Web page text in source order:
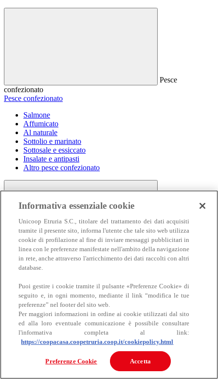
Pesce
confezionato
Pesce confezionato
Salmone
Affumicato
Al naturale
Sottolio e marinato
Sottosale e essiccato
Insalate e antipasti
Altro pesce confezionato
Carne
Carne
Bovino
Informativa essenziale cookie
Unicoop Etruria S.C., titolare del trattamento dei dati acquisiti
tramite il presente sito, informa l'utente che tale sito web utilizza
cookie di profilazione al fine di inviare messaggi pubblicitari in
linea con le preferenze manifestate nell'ambito della navigazione
in rete, anche attraverso l'arricchimento dei dati raccolti con altri
database.
Puoi gestire i cookie tramite il pulsante «Preferenze Cookie» di
seguito e, in ogni momento, mediante il link “modifica le tue
preferenze” nel footer del sito web.
Per maggiori informazioni in ordine ai cookie utilizzati dal sito
ed alla loro eventuale comunicazione è possibile consultare
l'informativa completa al link:
https://coopacasa.coopetruria.coop.it/cookiepolicy.html
Preferenze Cookie Accetta